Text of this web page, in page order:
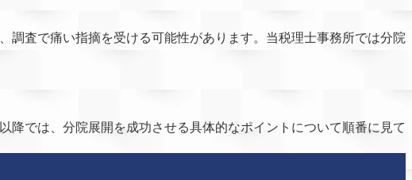
調査で痛い指摘を受ける可能性があります。当税理士事務所では分院
降では、分院展開を成功させる具体的なポイントについて順番に見て